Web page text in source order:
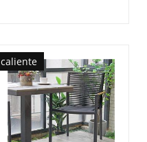
caliente